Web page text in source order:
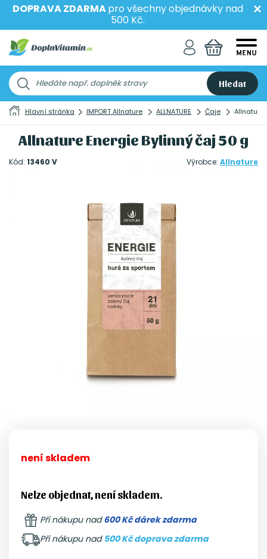
DOPRAVA ZDARMApro všechny objednávky nad
500 Kč.
Hledat
Hlavní stránka IMPORT Allnature ALLNATURE Čaje Allnature
Allnature Energie Bylinný čaj 50 g
Kód: 13460 V Výrobce: Allnature
není skladem
Nelze objednat, není skladem.
Při nákupu nad600 Kč dárek zdarma
Při nákupu nad 500 Kč doprava zdarma